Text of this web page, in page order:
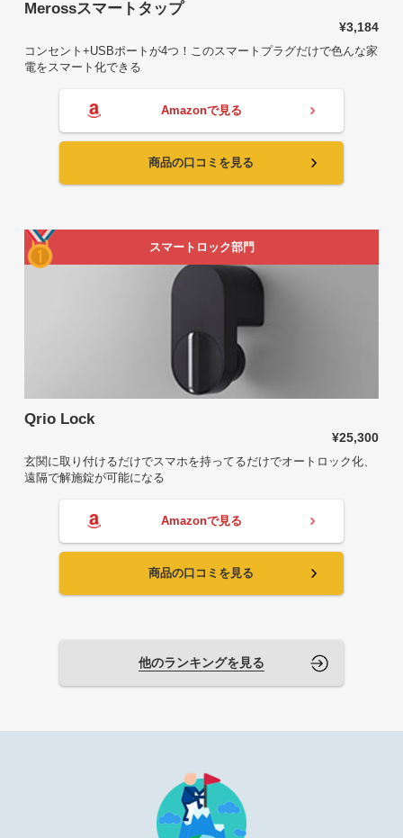
Merossスマートタップ
¥3,184
コンセント+USBポートが4つ！このスマートプラグだけで色んな家
電をスマート化できる
Amazonで見る
商品の口コミを見る
スマートロック部門
Qrio Lock
¥25,300
玄関に取り付けるだけでスマホを持ってるだけでオートロック化、
遠隔で解施錠が可能になる
Amazonで見る
商品の口コミを見る
他のランキングを見る